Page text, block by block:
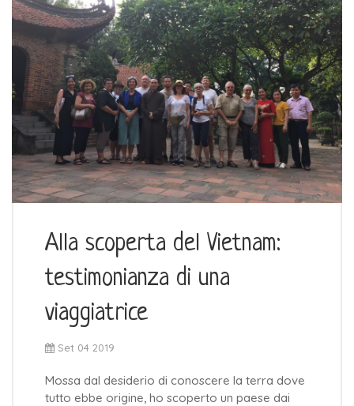
Alla scoperta del Vietnam:
testimonianza di una
viaggiatrice
Set 04 2019
Mossa dal desiderio di conoscere la terra dove
tutto ebbe origine, ho scoperto un paese dai